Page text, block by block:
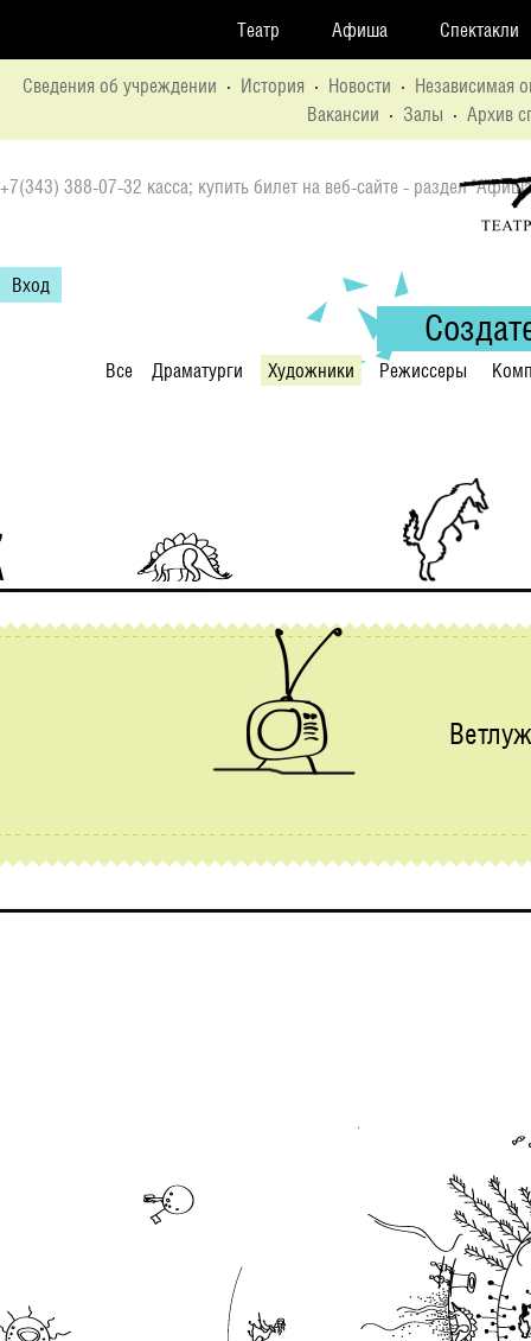
Все Драматурги Художники Режиссеры
Театр Афиша Спектакли
Сведения об учреждении · История · Новости · Независимая
Вакансии · Залы · Архив
+7(343) 388-07-32 касса; купить билет на веб-сайте - раздел
Вход